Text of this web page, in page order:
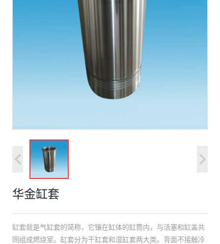
华金缸套
缸套就是气缸套的简称，它镶在缸体的缸筒内，与活塞和缸盖共
同组成燃烧室。缸套分为干缸套和湿缸套两大类。背面不接触冷